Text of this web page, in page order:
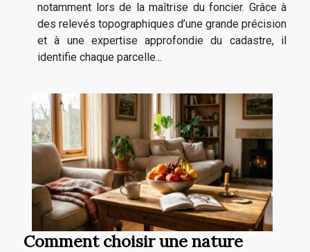
notamment lors de la maîtrise du foncier. Grâce à
des relevés topographiques d’une grande précision
et à une expertise approfondie du cadastre, il
identifie chaque parcelle...
Comment choisir une nature